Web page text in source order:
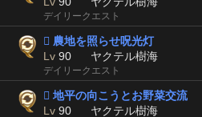
デイリークエスト
 農地を照らせ呪光灯
Lv 90 ヤクテル樹海
デイリークエスト
 地平の向こうとお野菜交流
Lv 90 ヤクテル樹海